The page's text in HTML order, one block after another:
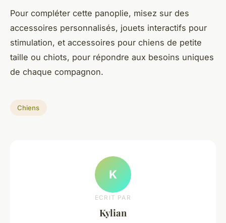
Pour compléter cette panoplie, misez sur des
accessoires personnalisés, jouets interactifs pour
stimulation, et accessoires pour chiens de petite
taille ou chiots, pour répondre aux besoins uniques
de chaque compagnon.
Chiens
K
ECRIT PAR
Kylian